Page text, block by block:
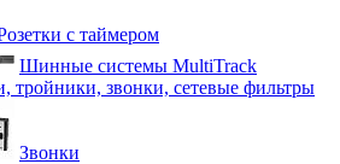
с таймером
Шинные системы MultiTrack
тройники, звонки, сетевые фильтры
Звонки